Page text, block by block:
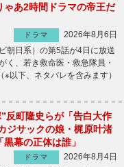
ゃあ2時間ドラマの帝王だ
ドラマ
2026年8月6日
朝日系）の第5話が4日に放送
、若き救命医・救急隊員・
以下、ネタバレを含みます）
”反町隆史らが「告白大作
ジサックの娘・梶原叶渚
幕の正体は誰」
ドラマ
2026年8月4日